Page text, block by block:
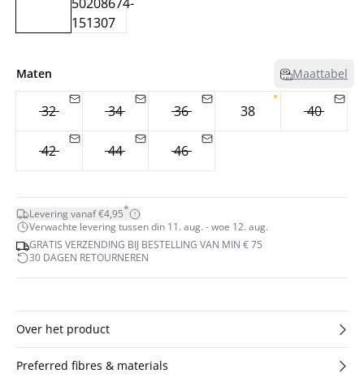
Maten Maattabel
32 34 36 38 40
42 44 46
Levering vanaf €4,95*
Verwachte levering tussen din 11. aug. - woe 12. aug.
GRATIS VERZENDING BIJ BESTELLING VAN MIN € 75
30 DAGEN RETOURNEREN
Over het product
Preferred fibres & materials